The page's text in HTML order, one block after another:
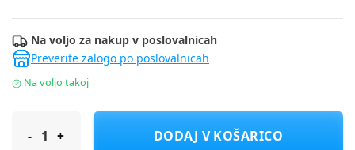
Na voljo za nakup v poslovalnicah
Preverite zalogo po poslovalnicah
Na voljo takoj
Name It hlače KH 13215007 NMMVERMO F Modra 92
DODAJ V KOŠARICO